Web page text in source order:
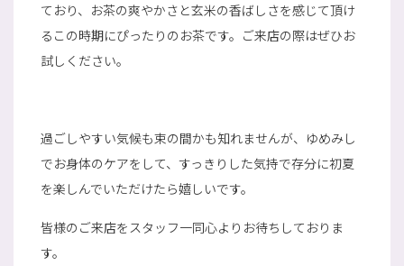
ており、お茶の爽やかさと玄米の香ばしさを感じて頂け
るこの時期にぴったりのお茶です。ご来店の際はぜひお
試しください。
過ごしやすい気候も束の間かも知れませんが、ゆめみし
でお身体のケアをして、すっきりした気持で存分に初夏
を楽しんでいただけたら嬉しいです。
皆様のご来店をスタッフ一同心よりお待ちしておりま
す。